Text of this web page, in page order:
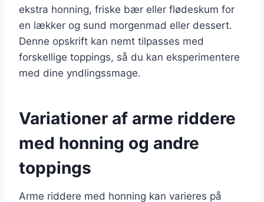
ekstra honning, friske bær eller flødeskum for
en lækker og sund morgenmad eller dessert.
Denne opskrift kan nemt tilpasses med
forskellige toppings, så du kan eksperimentere
med dine yndlingssmage.
Variationer af arme riddere
med honning og andre
toppings
Arme riddere med honning kan varieres på